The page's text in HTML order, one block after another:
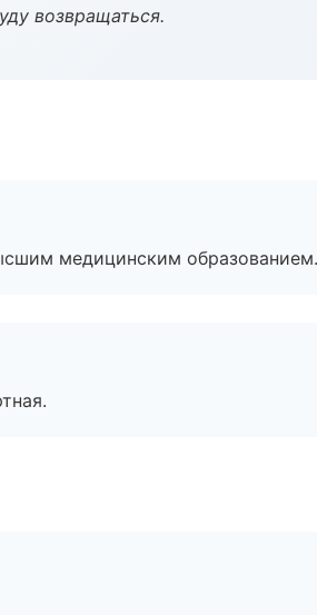
возвращаться.
медицинским образованием.